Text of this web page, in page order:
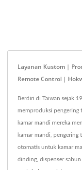
Layanan Kustom |
Remote Control |
Berdiri di Taiwan sejak
memproduksi pengering
kamar mandi mereka
kamar mandi, pengering
otomatis untuk kamar
dinding, dispenser